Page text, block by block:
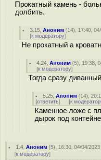
Прокатный камень -
долбить.
3.15 ,Аноним (14), 17:40,
[к модератору]
Не прокатный а
4.24 ,Аноним (5), 19:38,
[к модератору]
Тогда сразу
5.25 ,Аноним (14),
[ответить] [к
Каменное ложе с
дырок под
1.4 ,Аноним (5), 16:30, 04/04/2023
[к модератору]